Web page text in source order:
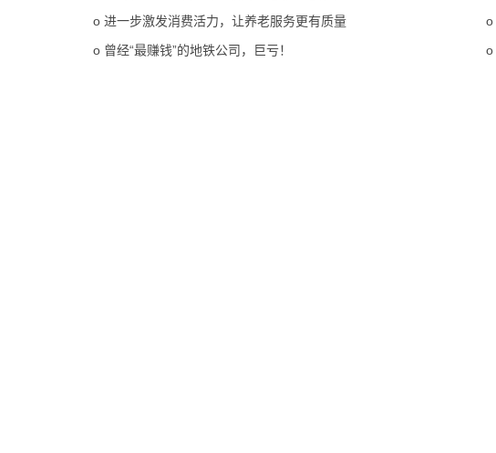
o 进一步激发消费活力，让养老服务更有质量 o
o 曾经“最赚钱”的地铁公司，巨亏！ o